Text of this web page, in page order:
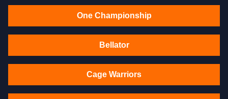
One Championship
Bellator
Cage Warriors